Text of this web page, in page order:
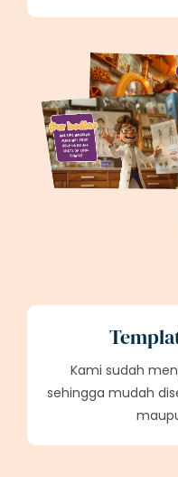
Kami sudah
sehingga mudah